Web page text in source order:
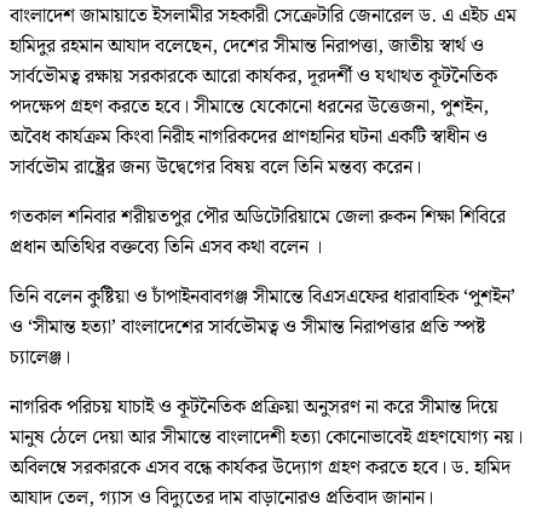
বাংলাদেশ জামায়াতে ইসলামীর সহকারী সেক্রেটারি জেনারেল ড. এ এইচ এম
হামিদুর রহমান আযাদ বলেছেন, দেশের সীমান্ত নিরাপত্তা, জাতীয় স্বার্থ ও
সার্বভৌমত্ব রক্ষায় সরকারকে আরো কার্যকর, দূরদর্শী ও যথাথত কূটনৈতিক
পদক্ষেপ গ্রহণ করতে হবে। সীমান্তে যেকোনো ধরনের উত্তেজনা, পুশইন,
অবৈধ কার্যক্রম কিংবা নিরীহ নাগরিকদের প্রাণহানির ঘটনা একটি স্বাধীন ও
সার্বভৌম রাষ্ট্রের জন্য উদ্বেগের বিষয় বলে তিনি মন্তব্য করেন।
গতকাল শনিবার শরীয়তপুর পৌর অডিটোরিয়ামে জেলা রুকন শিক্ষা শিবিরে
প্রধান অতিথির বক্তব্যে তিনি এসব কথা বলেন ।
তিনি বলেন কুষ্টিয়া ও চাঁপাইনবাবগঞ্জ সীমান্তে বিএসএফের ধারাবাহিক ‘পুশইন’
ও ‘সীমান্ত হত্যা’ বাংলাদেশের সার্বভৌমত্ব ও সীমান্ত নিরাপত্তার প্রতি স্পষ্ট
চ্যালেঞ্জ।
নাগরিক পরিচয় যাচাই ও কূটনৈতিক প্রক্রিয়া অনুসরণ না করে সীমান্ত দিয়ে
মানুষ ঠেলে দেয়া আর সীমান্তে বাংলাদেশী হত্যা কোনোভাবেই গ্রহণযোগ্য নয়।
অবিলম্বে সরকারকে এসব বন্ধে কার্যকর উদ্যোগ গ্রহণ করতে হবে। ড. হামিদ
আযাদ তেল, গ্যাস ও বিদ্যুতের দাম বাড়ানোরও প্রতিবাদ জানান।